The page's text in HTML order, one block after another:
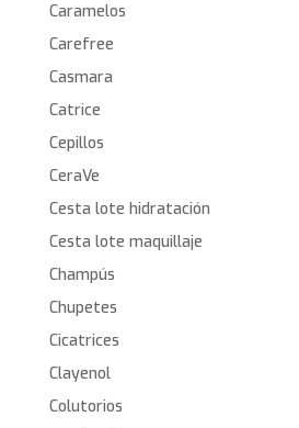
Caramelos
Carefree
Casmara
Catrice
Cepillos
CeraVe
Cesta lote hidratación
Cesta lote maquillaje
Champús
Chupetes
Cicatrices
Clayenol
Colutorios